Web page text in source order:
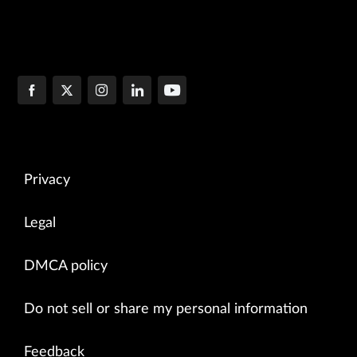
Privacy
Legal
DMCA policy
Do not sell or share my personal information
Feedback